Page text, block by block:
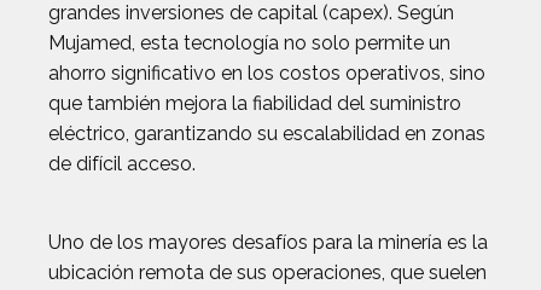
grandes inversiones de capital (capex). Según
Mujamed, esta tecnología no solo permite un
ahorro significativo en los costos operativos, sino
que también mejora la fiabilidad del suministro
eléctrico, garantizando su escalabilidad en zonas
de difícil acceso.
Uno de los mayores desafíos para la minería es la
ubicación remota de sus operaciones, que suelen